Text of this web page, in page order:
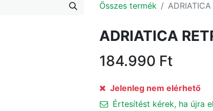
Összes termék
ADRIATICA
184.990 Ft
Jelenleg nem elérhető
Értesítést kérek, ha újra